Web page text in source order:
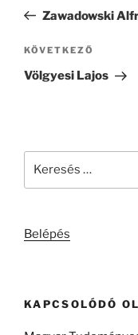
bejegyzés
Zawadowski
Következő
bejegyzés
KÖVETKEZŐ
Völgyesi Lajos
Belépés
KAPCSOLÓDÓ